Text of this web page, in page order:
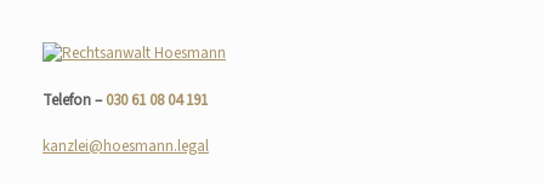
Telefon –030 61 08 04 191
kanzlei@hoesmann.legal